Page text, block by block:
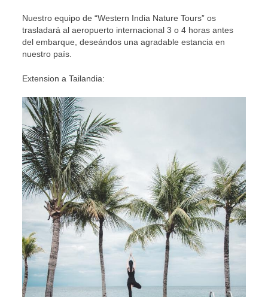
Nuestro equipo de “Western India Nature Tours” os
trasladará al aeropuerto internacional 3 o 4 horas antes
del embarque, deseándos una agradable estancia en
nuestro país.
Extension a Tailandia: